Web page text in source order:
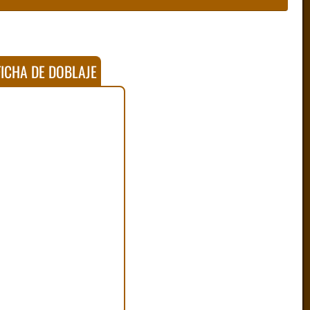
DE DOBLAJE